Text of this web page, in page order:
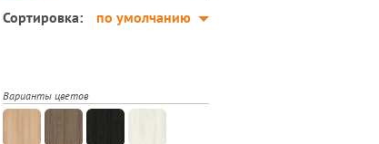
Сортировка: по умолчанию
Варианты цветов